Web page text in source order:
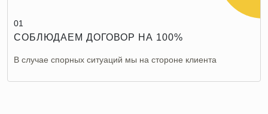
01
СОБЛЮДАЕМ ДОГОВОР НА 100%
В случае спорных ситуаций мы на стороне клиента